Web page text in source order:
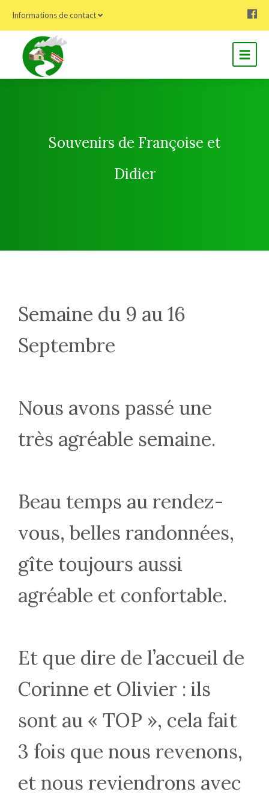
Informations de contact
Souvenirs de Françoise et
Didier
Semaine du 9 au 16
Septembre
Nous avons passé une
très agréable semaine.
Beau temps au rendez-
vous, belles randonnées,
gîte toujours aussi
agréable et confortable.
Et que dire de l’accueil de
Corinne et Olivier : ils
sont au « TOP », cela fait
3 fois que nous revenons,
et nous reviendrons avec